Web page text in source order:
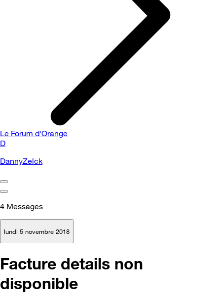
Le Forum d'Orange
D
DannyZelck
4 Messages
lundi 5 novembre 2018
Facture details non
disponible